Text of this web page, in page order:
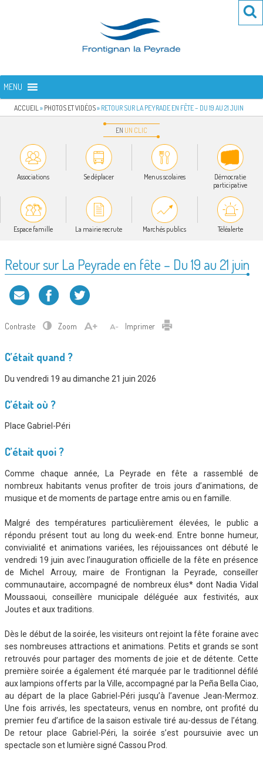
FRONTIGNAN LA PEYRADE
MENU
ACCUEIL » PHOTOS ET VIDÉOS» RETOUR SUR LA PEYRADE EN FÊTE – DU 19 AU 21 JUIN
EN UN CLIC
Associations Se déplacer Menus scolaires
Démocratie
participative
Espace famille La mairie recrute Marchés publics Téléalerte
Retour sur La Peyrade en fête – Du 19 au 21 juin
Contraste Zoom Imprimer
C’était quand ?
Du vendredi 19 au dimanche 21 juin 2026
C’était où ?
Place Gabriel-Péri
C’était quoi ?
Comme chaque année, La Peyrade en fête a rassemblé de
nombreux habitants venus profiter de trois jours d’animations, de
musique et de moments de partage entre amis ou en famille.
Malgré des températures particulièrement élevées, le public a
répondu présent tout au long du week-end. Entre bonne humeur,
convivialité et animations variées, les réjouissances ont débuté le
vendredi 19 juin avec l’inauguration officielle de la fête en présence
de Michel Arrouy, maire de Frontignan la Peyrade, conseiller
communautaire, accompagné de nombreux élus* dont Nadia Vidal
Moussaoui, conseillère municipale déléguée aux festivités, aux
Joutes et aux traditions.
Dès le début de la soirée, les visiteurs ont rejoint la fête foraine avec
ses nombreuses attractions et animations. Petits et grands se sont
retrouvés pour partager des moments de joie et de détente. Cette
première soirée a également été marquée par le traditionnel défilé
aux lampions offerts par la Ville, accompagné par la Peña Bella Ciao,
au départ de la place Gabriel-Péri jusqu’à l’avenue Jean-Mermoz.
Une fois arrivés, les spectateurs, venus en nombre, ont profité du
premier feu d’artifice de la saison estivale tiré au-dessus de l’étang.
De retour place Gabriel-Péri, la soirée s’est poursuivie avec un
spectacle son et lumière signé Cassou Prod.